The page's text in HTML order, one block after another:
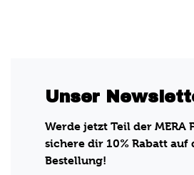
Unser
Werde jetzt Teil der MERA
sichere dir 10% Rabatt auf
Bestellung!